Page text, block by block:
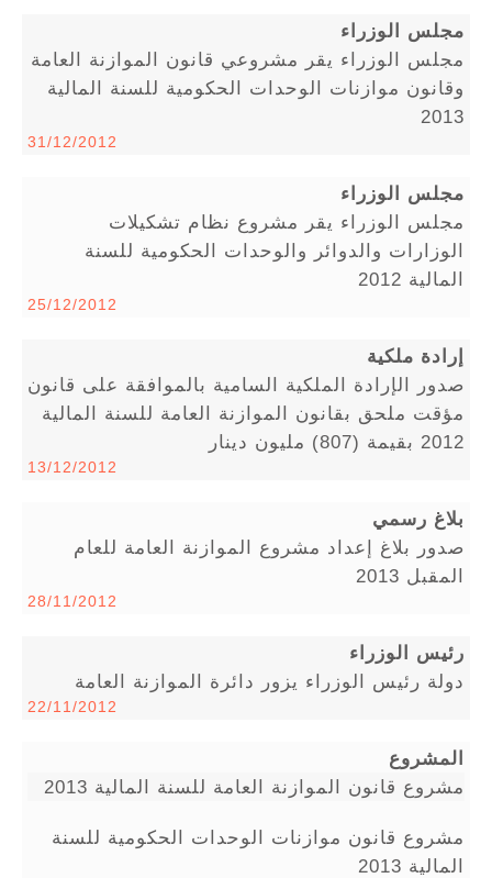
مجلس الوزراء
مجلس الوزراء يقر مشروعي قانون الموازنة العامة
وقانون موازنات الوحدات الحكومية للسنة المالية
2013
31/12/2012
مجلس الوزراء
مجلس الوزراء يقر مشروع نظام تشكيلات
الوزارات والدوائر والوحدات الحكومية للسنة
المالية 2012
25/12/2012
إرادة ملكية
صدور الإرادة الملكية السامية بالموافقة على قانون
مؤقت ملحق بقانون الموازنة العامة للسنة المالية
2012 بقيمة (807) مليون دينار
13/12/2012
بلاغ رسمي
صدور بلاغ إعداد مشروع الموازنة العامة للعام
المقبل 2013
28/11/2012
رئيس الوزراء
دولة رئيس الوزراء يزور دائرة الموازنة العامة
22/11/2012
المشروع
مشروع قانون الموازنة العامة للسنة المالية 2013
مشروع قانون موازنات الوحدات الحكومية للسنة
المالية 2013